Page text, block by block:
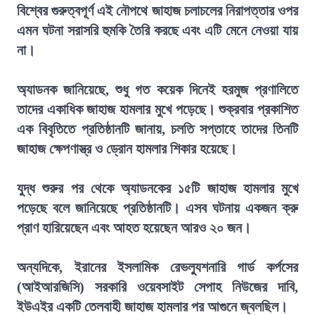
বিশ্বের গুরুত্বপূর্ণ এই নৌপথে জাহাজ চলাচলের নিরাপত্তার ওপর
এমন ঘটনা সরাসরি হুমকি তৈরি করছে এবং এটি মেনে নেওয়া যায়
না।
অ্যাডনক জানিয়েছে, শুধু গত কয়েক দিনেই হরমুজ প্রণালিতে
তাদের একাধিক জাহাজ হামলার মুখে পড়েছে। শুক্রবার প্রকাশিত
এক বিবৃতিতে প্রতিষ্ঠানটি জানায়, চলতি সপ্তাহে তাদের তিনটি
জাহাজ ক্ষেপণাস্ত্র ও ড্রোন হামলার শিকার হয়েছে।
যুদ্ধ শুরুর পর থেকে অ্যাডনকের ১৫টি জাহাজ হামলার মুখে
পড়েছে বলে জানিয়েছে প্রতিষ্ঠানটি। এসব ঘটনায় একজন ক্রু
প্রাণ হারিয়েছেন এবং আহত হয়েছেন আরও ২০ জন।
অন্যদিকে, ইরানের ইসলামিক রেভল্যুশনারি গার্ড কর্পসের
(আইআরজিসি) সরকারি ওয়েবসাইট সেপাহ নিউজের দাবি,
ইউএইর একটি তেলবাহী জাহাজ হামলার পর আগুনে জ্বলছিল।